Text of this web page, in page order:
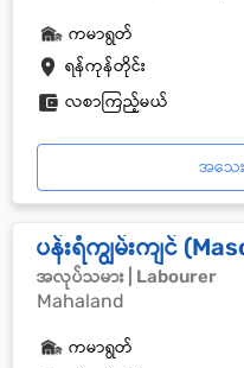
ရန်ကုန်တိုင်း
ကမာရွတ်
လစာကြည့်မယ်
အသေ
ပန်းရံကျွမ်းကျင်
အလုပ်သမား | Labourer
Mahaland
ကမာရွတ်